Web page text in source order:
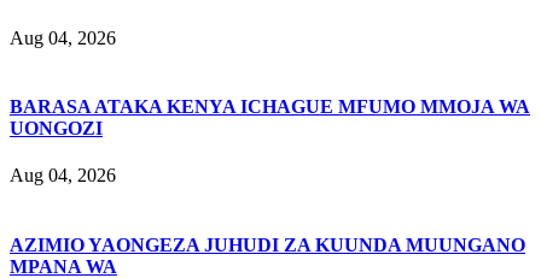
Aug 04, 2026
BARASA ATAKA KENYA ICHAGUE MFUMO MMOJA WA
UONGOZI
Aug 04, 2026
AZIMIO YAONGEZA JUHUDI ZA KUUNDA MUUNGANO
MPANA WA